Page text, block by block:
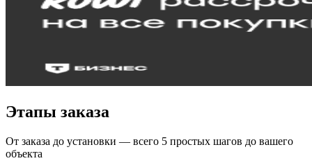
Этапы заказа
От заказа до установки — всего 5 простых шагов до вашего
объекта